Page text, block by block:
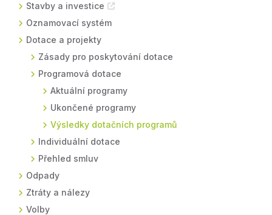
Stavby a investice
Oznamovací systém
Dotace a projekty
Zásady pro poskytování dotace
Programová dotace
Aktuální programy
Ukončené programy
Výsledky dotačních programů
Individuální dotace
Přehled smluv
Odpady
Ztráty a nálezy
Volby